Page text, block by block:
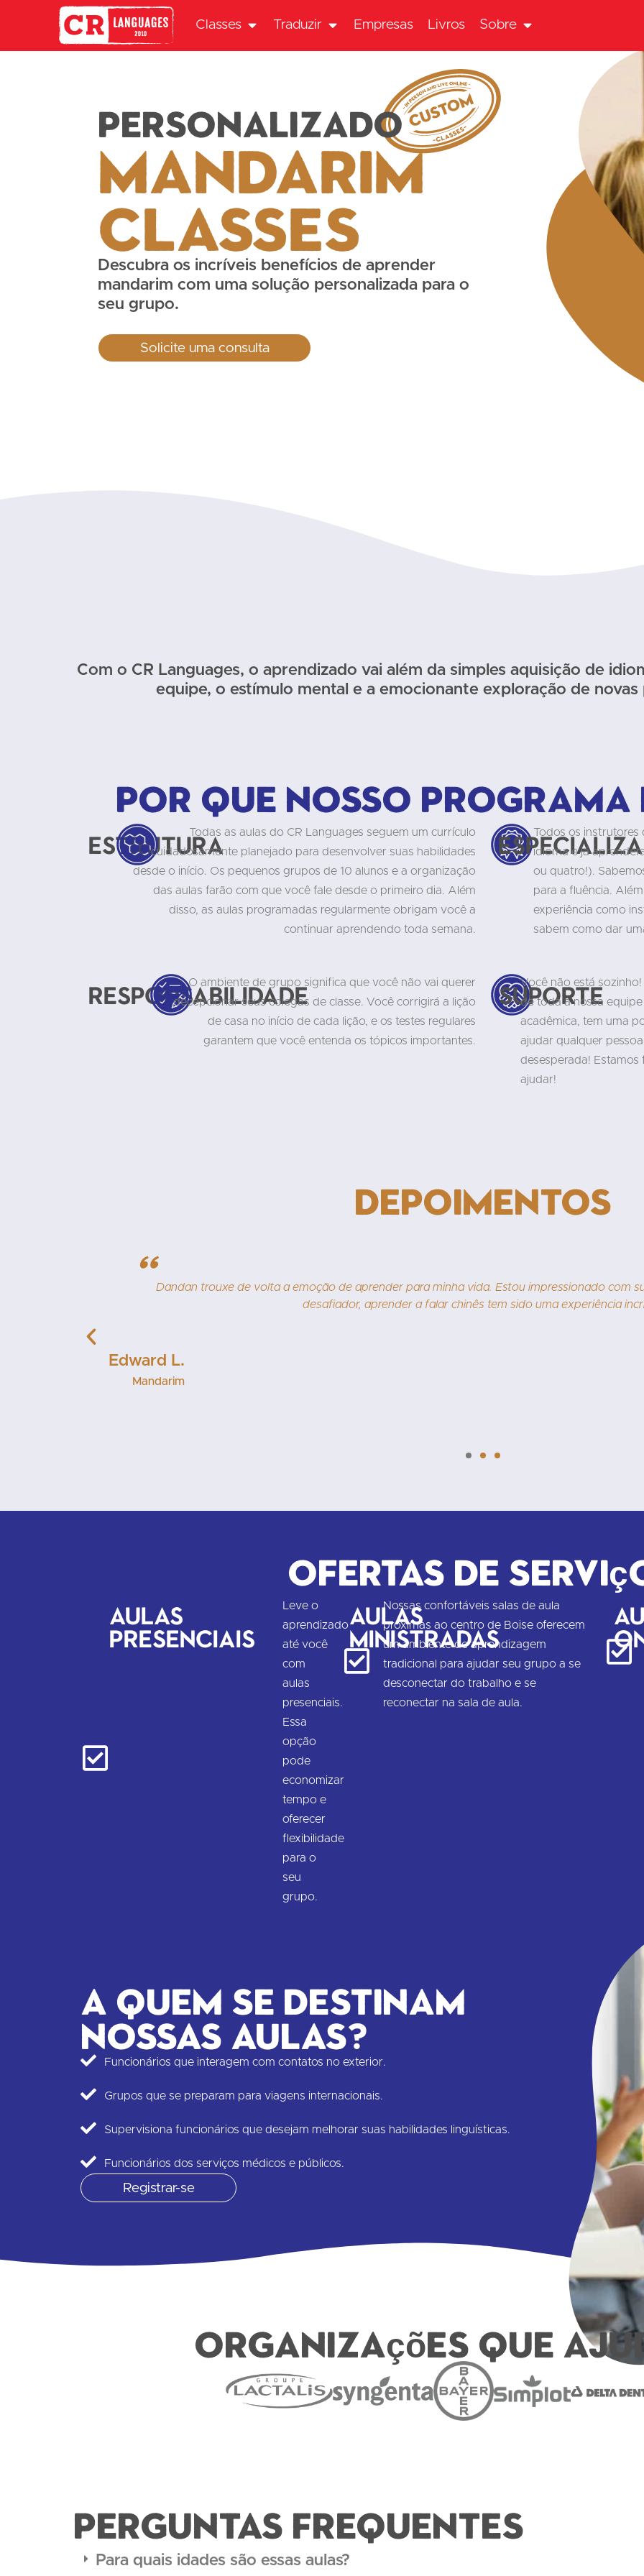
Classes Traduzir Empresas Livros Sobre
Personalizado
Mandarim
Classes
Descubra os incríveis benefícios de aprender
mandarim com uma solução personalizada para o
seu grupo.
Solicite uma consulta
Com o CR Languages, o aprendizado vai além da simples aquisição de
equipe, o estímulo mental e a emocionante exploração de
Por que nosso
EstruturaTodas as aulas do CR Languages seguem um currículo
cuidadosamente planejado para desenvolver suas habilidades
desde o início. Os pequenos grupos de 10 alunos e a organização
das aulas farão com que você fale desde o primeiro dia. Além
disso, as aulas programadas regularmente obrigam você a
continuar aprendendo toda semana.
Todos os instrutores
idioma e já
ou quatro!).
para a fluência.
experiência como
sabem como dar
Responsabilidade
O ambiente de grupo significa que você não vai querer
decepcionar seus colegas de classe. Você corrigirá a lição
de casa no início de cada lição, e os testes regulares
garantem que você entenda os tópicos importantes.
Suporte
Você não está
de toda a nossa
acadêmica, tem uma
ajudar qualquer
desesperada!
ajudar!
Depoimentos
" Dandan trouxe de volta a emoção de aprender para minha vida. Estou impressionado com
desafiador, aprender a falar chinês tem sido uma experiência
Edward L.
Mandarim
Ofertas de
Aulas
presenciais
Leve o
aprendizado
até você
com
aulas
presenciais.
Essa
opção
pode
economizar
tempo e
oferecer
flexibilidade
para o
seu
grupo.
Aulas
ministradas
Nossas confortáveis salas de aula
próximas ao centro de Boise oferecem
um ambiente de aprendizagem
tradicional para ajudar seu grupo a se
desconectar do trabalho e se
reconectar na sala de aula.
A quem se destinam
nossas aulas?
Funcionários que interagem com contatos no exterior.
Grupos que se preparam para viagens internacionais.
Supervisiona funcionários que desejam melhorar suas habilidades linguísticas.
Funcionários dos serviços médicos e públicos.
Registrar-se
Organizações que
PERGUNTAS FREQUENTES
Para quais idades são essas aulas?